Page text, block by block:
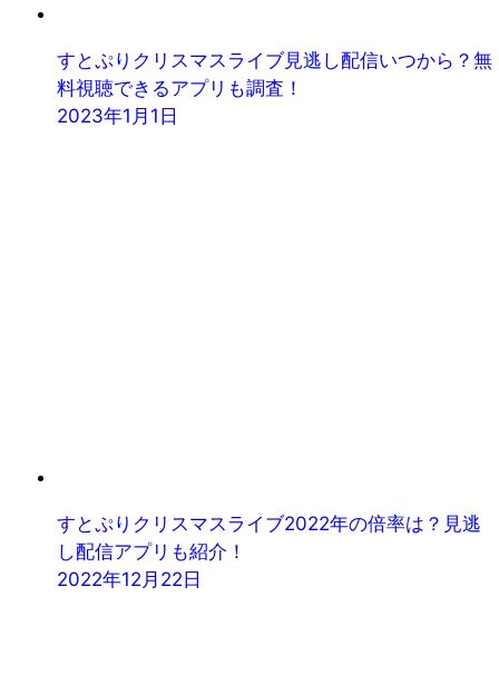
すとぷりクリスマスライブ見逃し配信いつから？無
料視聴できるアプリも調査！
2023年1月1日
すとぷりクリスマスライブ2022年の倍率は？見逃
し配信アプリも紹介！
2022年12月22日